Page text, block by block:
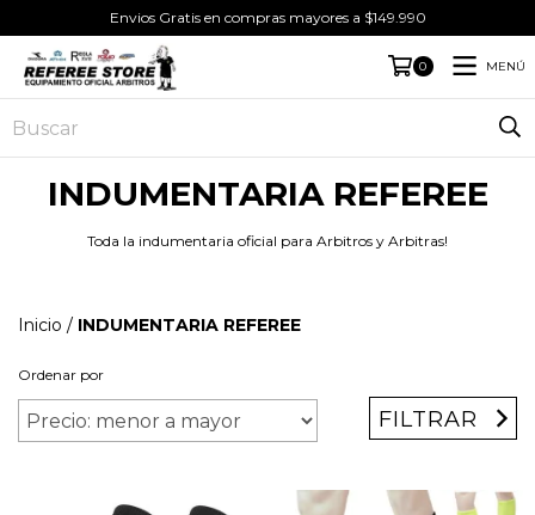
Envios Gratis en compras mayores a $149.990
0 MENÚ
INDUMENTARIA REFEREE
Toda la indumentaria oficial para Arbitros y Arbitras!
Inicio / INDUMENTARIA REFEREE
Ordenar por
FILTRAR